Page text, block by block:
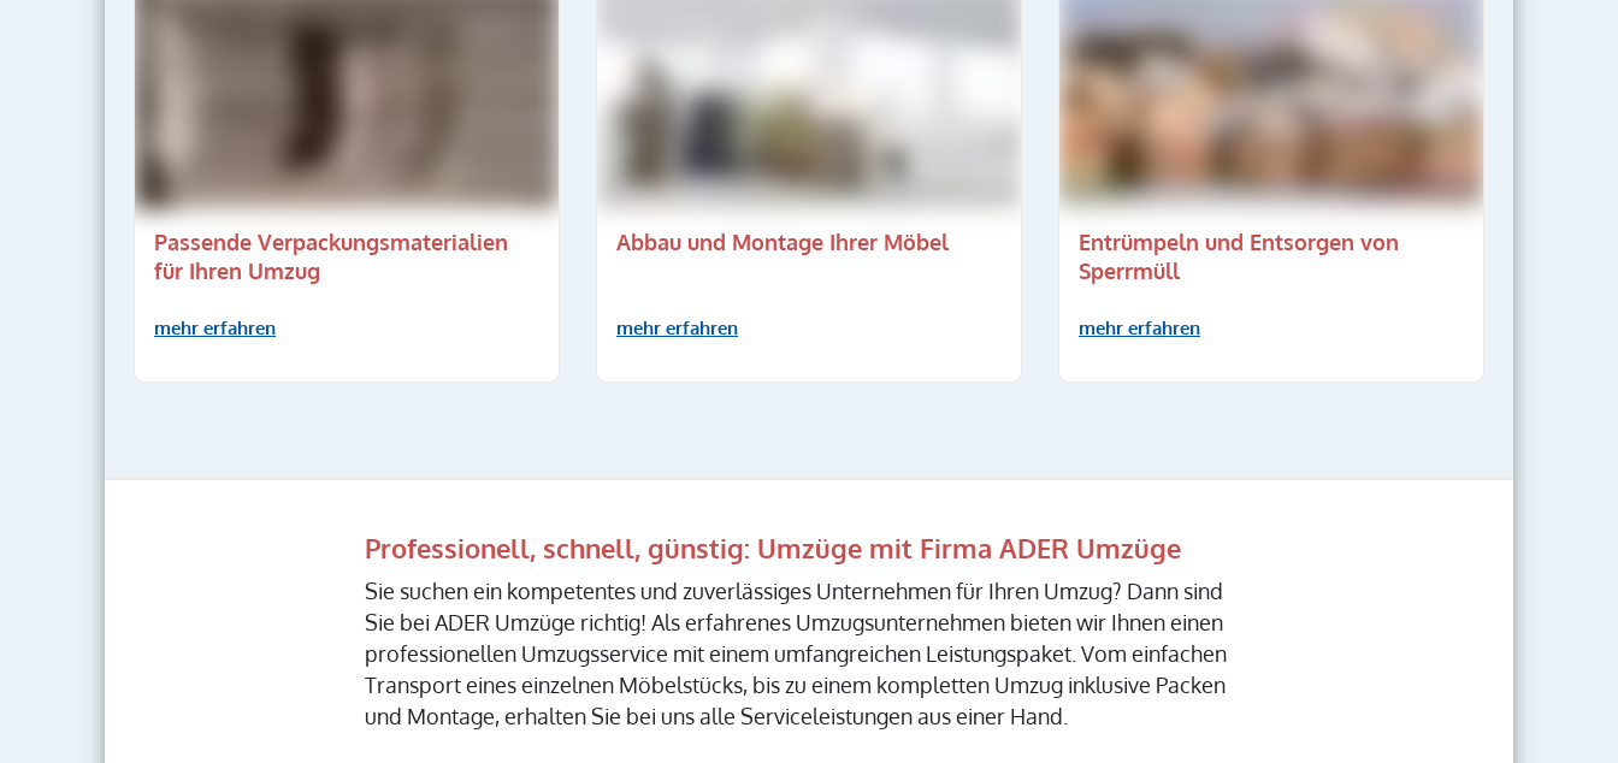
Passende Verpackungsmaterialien
für Ihren Umzug
mehr erfahren
Abbau und Montage Ihrer Möbel
mehr erfahren
Entrümpeln und Entsorgen von
Sperrmüll
mehr erfahren
Professionell, schnell, günstig: Umzüge mit Firma ADER Umzüge
Sie suchen ein kompetentes und zuverlässiges Unternehmen für Ihren Umzug? Dann sind
Sie bei ADER Umzüge richtig! Als erfahrenes Umzugsunternehmen bieten wir Ihnen einen
professionellen Umzugsservice mit einem umfangreichen Leistungspaket. Vom einfachen
Transport eines einzelnen Möbelstücks, bis zu einem kompletten Umzug inklusive Packen
und Montage, erhalten Sie bei uns alle Serviceleistungen aus einer Hand.